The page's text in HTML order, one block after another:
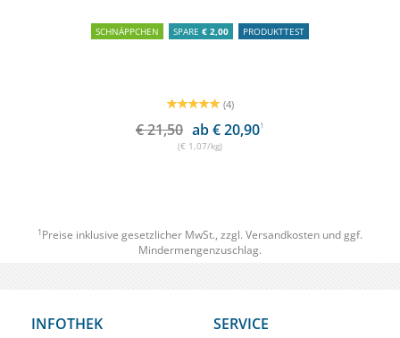
SCHNÄPPCHEN SPARE € 2,00 PRODUKTTEST
(4)
€ 21,50 ab € 20,901
(€ 1,07/kg)
1 Preise inklusive gesetzlicher MwSt., zzgl. Versandkosten und ggf.
Mindermengenzuschlag.
INFOTHEK SERVICE